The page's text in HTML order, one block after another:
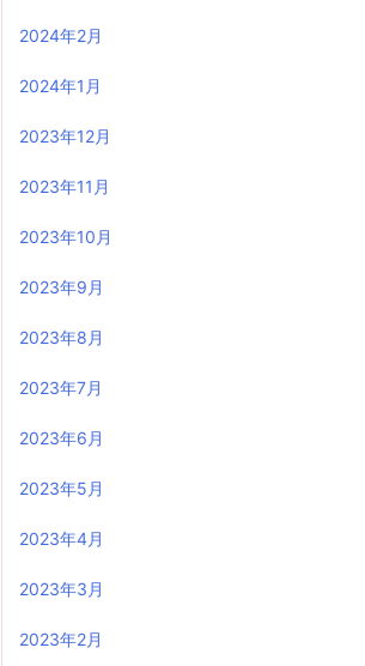
2024年2月
2024年1月
2023年12月
2023年11月
2023年10月
2023年9月
2023年8月
2023年7月
2023年6月
2023年5月
2023年4月
2023年3月
2023年2月